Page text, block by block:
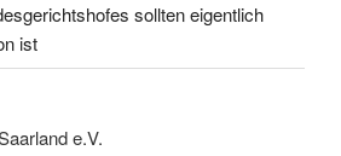
sollten eigentlich
ist
e.V.